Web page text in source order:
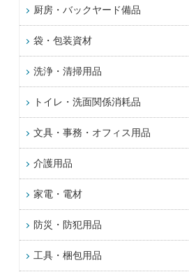
厨房・バックヤード備品
袋・包装資材
洗浄・清掃用品
トイレ・洗面関係消耗品
文具・事務・オフィス用品
介護用品
家電・電材
防災・防犯用品
工具・梱包用品